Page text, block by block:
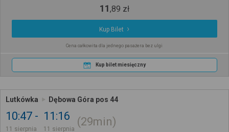
11,89 zł
Kup Bilet
Cena całkowita dla jednego pasażera bez ulgi
Kup bilet miesięczny
Lutkówka Dębowa Góra pos 44
10:47
11 sierpnia
11:16
11 sierpnia
29min